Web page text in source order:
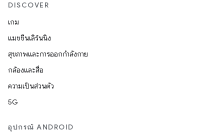
DISCOVER
เกม
แมชชีนเลิร์นนิง
สุขภาพและการออกกำลังกาย
กล้องและสื่อ
ความเป็นส่วนตัว
5G
อุปกรณ์ ANDROID